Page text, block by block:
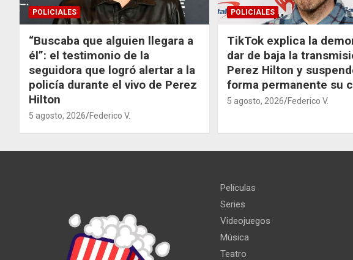
POLICIALES
“Buscaba que alguien llegara a
él”: el testimonio de la
seguidora que logró alertar a la
policía durante el vivo de Perez
Hilton
5 agosto, 2026 Federico V.
POLICIALES
TikTok explica la
dar de baja la
Perez Hilton y
forma permanente su
5 agosto, 2026 Federico V.
Películas
Series
Videojuegos
Música
Teatro